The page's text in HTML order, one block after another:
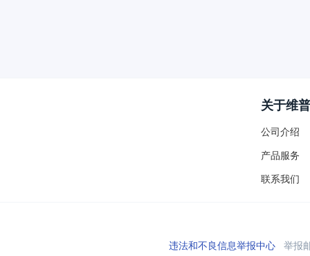
关于维普
公司介绍
产品服务
联系我们
违法和不良信息举报中心举报